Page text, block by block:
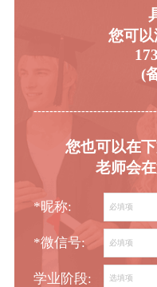
您可
(
您也可以在
老师会
*昵称:
*微信号:
学业阶段: